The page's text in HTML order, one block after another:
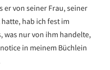
er von seiner Frau, seiner
hab ich fest im
was nur von ihm handelte,
in meinem Büchlein